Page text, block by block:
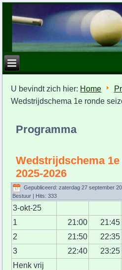
U bevindt zich hier: Home
Wedstrijdschema 1e ronde
Programma
Wedstrijdschema
2025-2026
Gepubliceerd: zaterdag 27 september
Bestuur | Hits: 333
3-okt-25
1
21:00 21:45
2
21:50 22:35
3
22:40 23:25
Henk vrij